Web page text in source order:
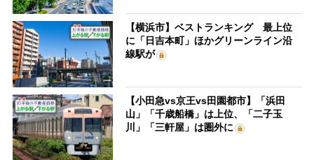
【横浜市】ベストランキング 最上位
に「日吉本町」ほかグリーンライン沿
線駅が
【小田急vs京王vs田園都市】「浜田
山」「千歳船橋」は上位、「二子玉
川」「三軒屋」は圏外に